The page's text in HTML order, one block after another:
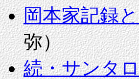
岡本家記録
弥）
続・サンタ